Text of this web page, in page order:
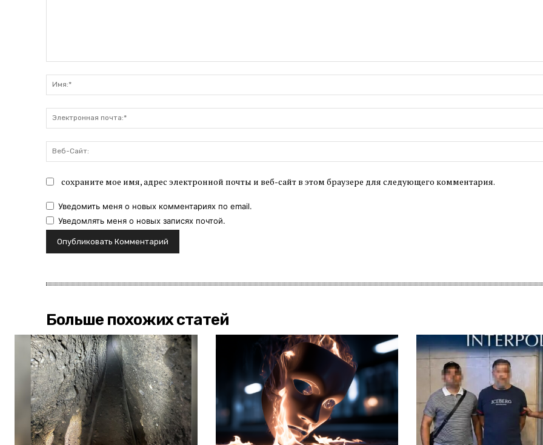
сохраните мое имя, адрес электронной почты и веб-сайт в этом браузере для следующего комментария.
Уведомить меня о новых комментариях по email.
Уведомлять меня о новых записях почтой.
Больше похожих статей